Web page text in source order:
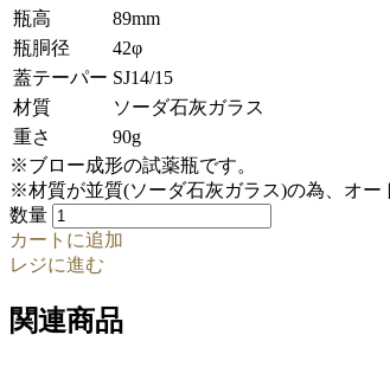
瓶高
89mm
瓶胴径
42φ
蓋テーパー SJ14/15
材質
ソーダ石灰ガラス
重さ
90g
※ブロー成形の試薬瓶です。
※材質が並質(ソーダ石灰ガラス)の為、オー
数量
カートに追加
レジに進む
関連商品